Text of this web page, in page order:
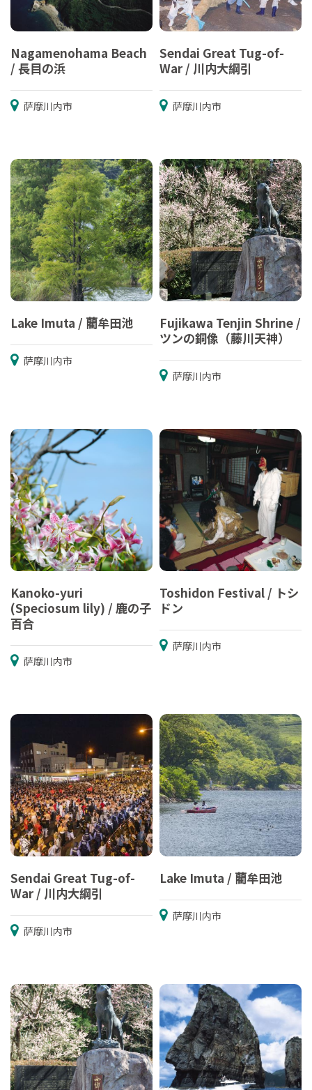
Nagamenohama Beach
/ 長目の浜
萨摩川内市
Sendai Great Tug-of-
War / 川内大綱引
萨摩川内市
Lake Imuta / 藺牟田池
萨摩川内市
Fujikawa Tenjin Shrine /
ツンの銅像（藤川天神）
萨摩川内市
Kanoko-yuri
(Speciosum lily) / 鹿の子
百合
萨摩川内市
Toshidon Festival / トシ
ドン
萨摩川内市
Sendai Great Tug-of-
War / 川内大綱引
萨摩川内市
Lake Imuta / 藺牟田池
萨摩川内市